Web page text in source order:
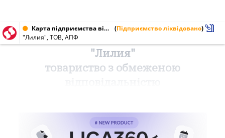
Карта підприємства від 24.11.2001 № 23856181 (Підприємство ліквідовано)
"Лилия", ТОВ, АПФ
"Лилия"
товариство з обмеженою